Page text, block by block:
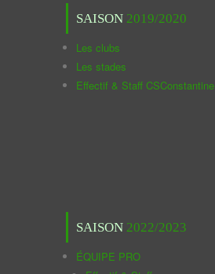
SAISON 2019/2020
Les clubs
Les stades
Effectif & Staff CSConstantine
SAISON 2022/2023
ÉQUIPE PRO